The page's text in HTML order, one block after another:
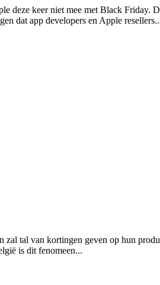
deze keer niet mee met Black Friday.
dat app developers en Apple
tal van kortingen geven op hun
is dit fenomeen...